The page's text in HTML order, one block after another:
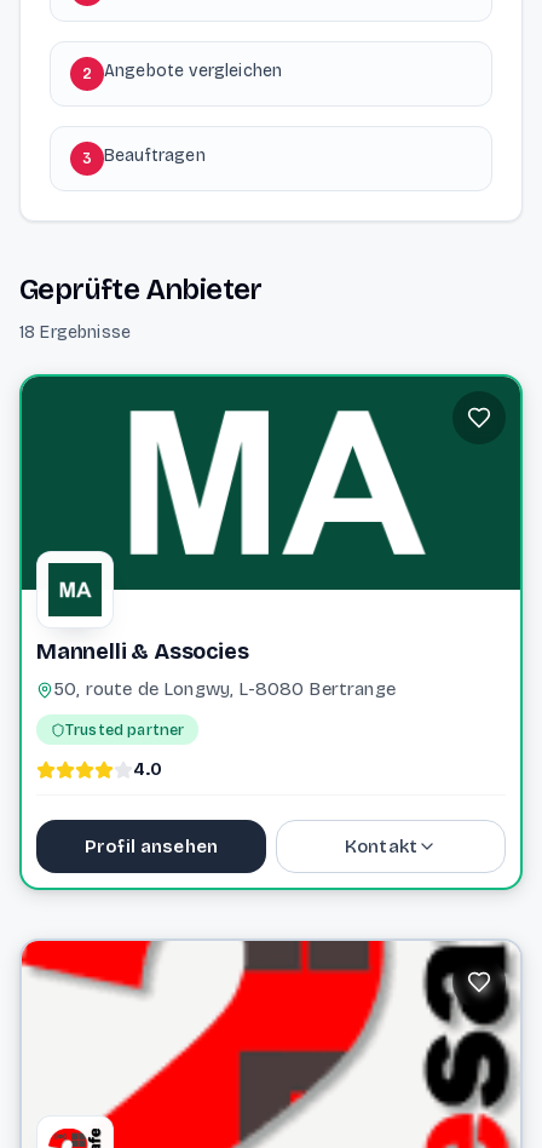
2 Angebote vergleichen
3 Beauftragen
Geprüfte Anbieter
18 Ergebnisse
Mannelli & Associes
50, route de Longwy, L-8080 Bertrange
Trusted partner
4.0
Profil ansehen Kontakt
info@mannelli.lu